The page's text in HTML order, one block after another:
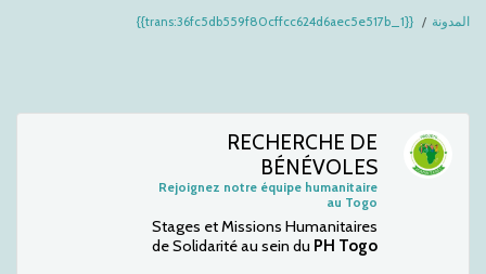
المدونة {{trans:36fc5db559f80cffcc624d6aec5e517b_1}}
RECHERCHE DE
BÉNÉVOLES
Rejoignez notre équipe humanitaire
au Togo
Stages et Missions Humanitaires
de Solidarité au sein du PH Togo